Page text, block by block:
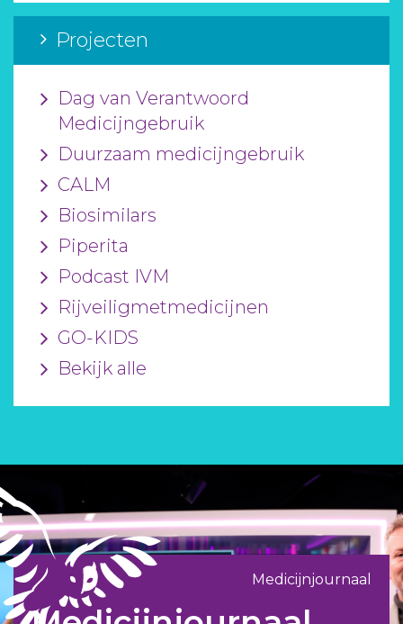
Projecten
Dag van Verantwoord
Medicijngebruik
Duurzaam medicijngebruik
CALM
Biosimilars
Piperita
Podcast IVM
Rijveiligmetmedicijnen
GO-KIDS
Bekijk alle
Medicijnjournaal